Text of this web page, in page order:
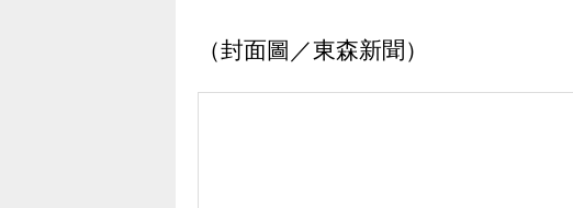
（封面圖／東森新聞）